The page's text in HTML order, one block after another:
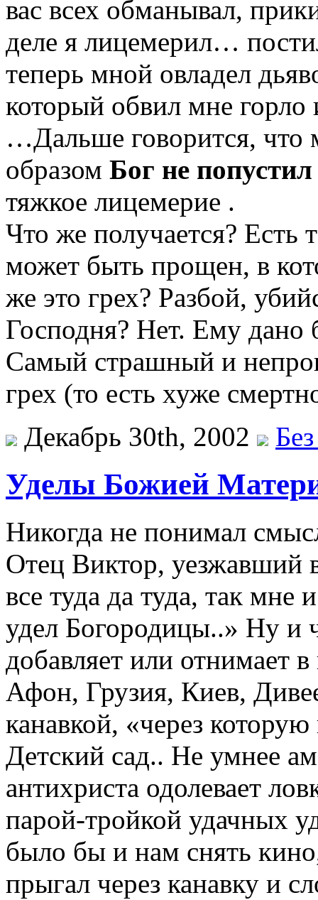
вас всех обманывал,
деле я лицемерил…
теперь мной овладел
который обвил мне
…Дальше говорится, что
образом Бог не
тяжкое лицемерие .
Что же получается? Есть
может быть прощен, в
же это грех? Разбой,
Господня? Нет. Ему дано
Самый страшный и
грех (то есть хуже
Декабрь 30th, 2002
Уделы Божией
Никогда не понимал
Отец Виктор, уезжавший
все туда да туда, так мне
удел Богородицы..» Ну и
добавляет или отнимает
Афон, Грузия, Киев,
канавкой, «через
Детский сад.. Не умнее
антихриста одолевает
парой-тройкой удачных
было бы и нам снять
прыгал через канавку и